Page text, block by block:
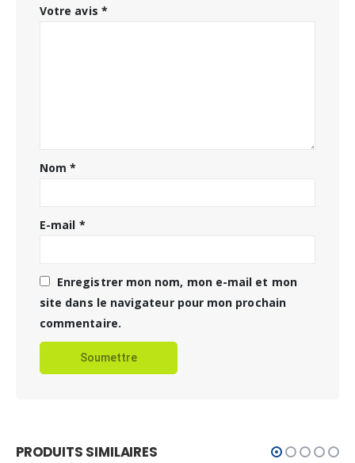
Votre avis *
Nom*
E-mail *
Enregistrer mon nom, mon e-mail et mon
site dans le navigateur pour mon prochain
commentaire.
PRODUITS SIMILAIRES